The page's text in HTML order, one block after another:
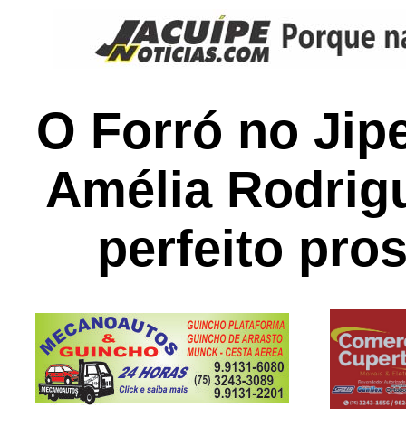
O Forró no
Amélia
perfeito